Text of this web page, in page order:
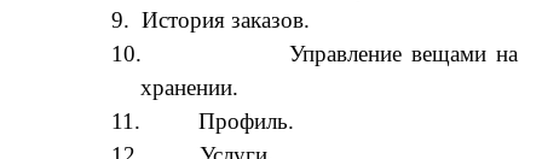
9. История заказов.
10.
Управление вещами на
хранении.
11.
Профиль.